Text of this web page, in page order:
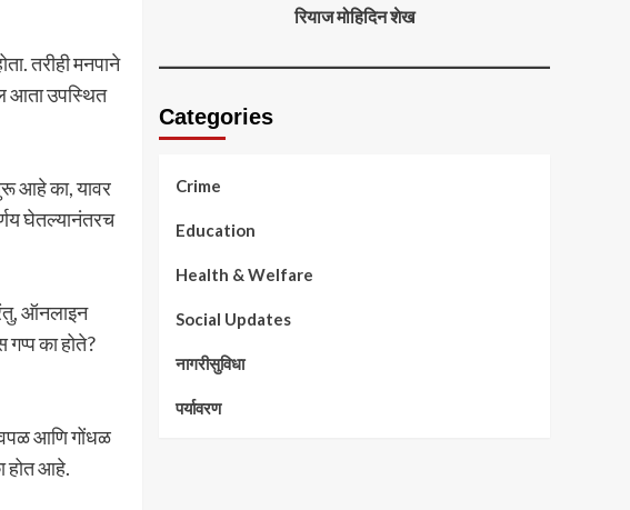
तरीही मनपाने
आता उपस्थित
आहे का, यावर
घेतल्यानंतरच
ऑनलाइन
का होते?
आणि गोंधळ
होत आहे.
रियाज मोहिदिन शेख
Categories
Crime
Education
Health & Welfare
Social Updates
नागरीसुविधा
पर्यावरण